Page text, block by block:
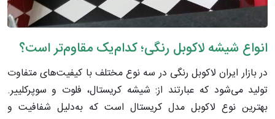
انواع شیشه لاکوبل رنگی؛ کدام‌یک مقاوم‌تر است؟
در بازار ایران لاکوبل رنگی در سه نوع مختلف با کیفیت‌های متفاوت
تولید می‌شود که عبارتند از: شیشه کریستال، فلوت و سوپرکلییر.
بهترین نوع لاکوبل مدل کریستال است که به‌دلیل شفافیت و